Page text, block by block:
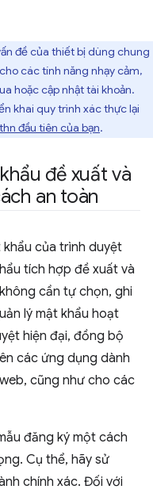
đề của thiết bị dùng chung
các tính năng nhạy cảm,
hoặc cập nhật tài khoản.
khai quy trình xác thực lại
đầu tiên của bạn.
đề xuất và
an toàn
của trình duyệt
tích hợp đề xuất và
cần tự chọn, ghi
lý mật khẩu hoạt
hiện đại, đồng bộ
các ứng dụng dành
cũng như cho các
đăng ký một cách
Cụ thể, hãy sử
chính xác. Đối với